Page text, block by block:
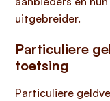
uitgebreider.
Particuliere
toetsing
Particuliere